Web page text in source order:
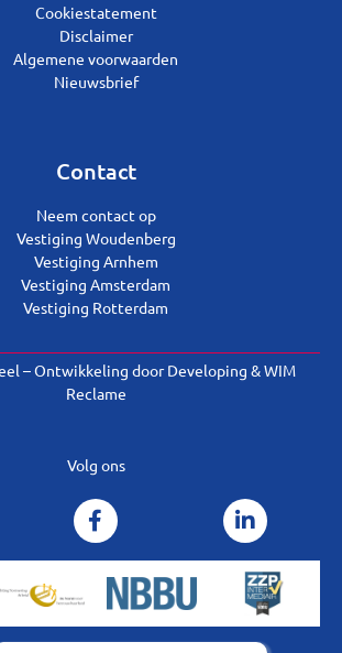
Cookiestatement
Disclaimer
Algemene voorwaarden
Nieuwsbrief
Contact
Neem contact op
Vestiging Woudenberg
Vestiging Arnhem
Vestiging Amsterdam
Vestiging Rotterdam
– Ontwikkeling doorDeveloping &WIM
Reclame
Volg ons